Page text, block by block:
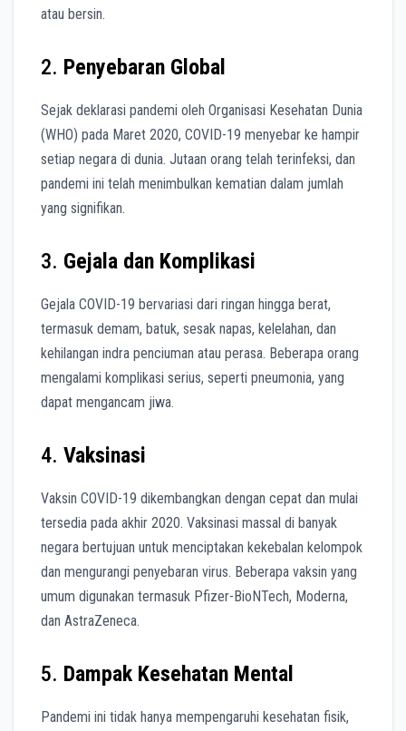
atau bersin.
2. Penyebaran Global
Sejak deklarasi pandemi oleh Organisasi Kesehatan Dunia
(WHO) pada Maret 2020, COVID-19 menyebar ke hampir
setiap negara di dunia. Jutaan orang telah terinfeksi, dan
pandemi ini telah menimbulkan kematian dalam jumlah
yang signifikan.
3. Gejala dan Komplikasi
Gejala COVID-19 bervariasi dari ringan hingga berat,
termasuk demam, batuk, sesak napas, kelelahan, dan
kehilangan indra penciuman atau perasa. Beberapa orang
mengalami komplikasi serius, seperti pneumonia, yang
dapat mengancam jiwa.
4. Vaksinasi
Vaksin COVID-19 dikembangkan dengan cepat dan mulai
tersedia pada akhir 2020. Vaksinasi massal di banyak
negara bertujuan untuk menciptakan kekebalan kelompok
dan mengurangi penyebaran virus. Beberapa vaksin yang
umum digunakan termasuk Pfizer-BioNTech, Moderna,
dan AstraZeneca.
5. Dampak Kesehatan Mental
Pandemi ini tidak hanya mempengaruhi kesehatan fisik,